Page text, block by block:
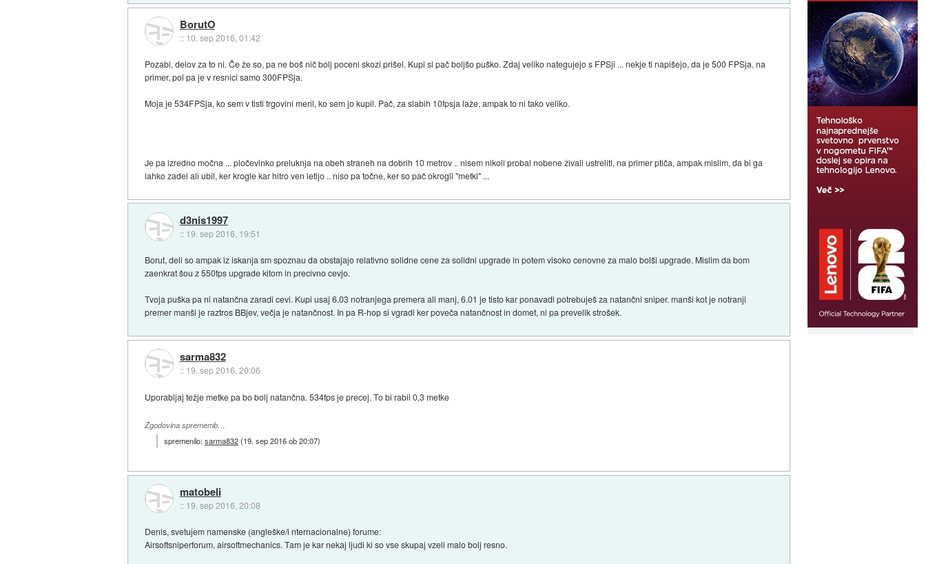
BorutO
:: 10. sep 2016, 01:42
Pozabi, delov za to ni. Če že so, pa ne boš nič bolj poceni skozi prišel. Kupi si pač boljšo puško. Zdaj veliko nategujejo s FPSji ... nekje ti napišejo, da je 500 FPSja, na
primer, pol pa je v resnici samo 300FPSja.
Moja je 534FPSja, ko sem v tisti trgovini meril, ko sem jo kupil. Pač, za slabih 10fpsja laže, ampak to ni tako veliko.
Je pa izredno močna ... pločevinko preluknja na obeh straneh na dobrih 10 metrov .. nisem nikoli probal nobene živali ustreliti, na primer ptiča, ampak mislim, da bi ga
lahko zadel ali ubil, ker krogle kar hitro ven letijo .. niso pa točne, ker so pač okrogli "metki" ...
d3nis1997
:: 19. sep 2016, 19:51
Borut, deli so ampak iz iskanja sm spoznau da obstajajo relativno solidne cene za solidni upgrade in potem visoko cenovne za malo bolši upgrade. Mislim da bom
zaenkrat šou z 550fps upgrade kitom in precivno cevjo.
Tvoja puška pa ni natančna zaradi cevi. Kupi usaj 6.03 notranjega premera ali manj, 6.01 je tisto kar ponavadi potrebuješ za natančni sniper. manši kot je notranji
premer manši je raztros BBjev, večja je natančnost. In pa R-hop si vgradi ker poveča natančnost in domet, ni pa prevelik strošek.
sarma832
:: 19. sep 2016, 20:06
Uporabljaj težje metke pa bo bolj natančna. 534fps je precej. To bi rabil 0,3 metke
Zgodovina sprememb…
spremenilo:sarma832(19. sep 2016 ob 20:07)
matobeli
:: 19. sep 2016, 20:08
Denis, svetujem namenske (angleške/i nternacionalne) forume:
Airsoftsniperforum, airsoftmechanics. Tam je kar nekaj ljudi ki so vse skupaj vzeli malo bolj resno.